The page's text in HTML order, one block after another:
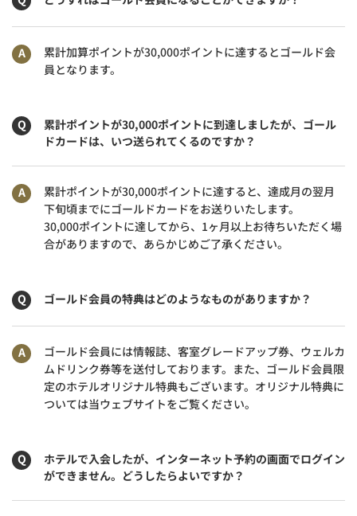
累計加算ポイントが30,000ポイントに達するとゴールド会
員となります。
累計ポイントが30,000ポイントに到達しましたが、ゴール
ドカードは、いつ送られてくるのですか？
累計ポイントが30,000ポイントに達すると、達成月の翌月
下旬頃までにゴールドカードをお送りいたします。
30,000ポイントに達してから、1ヶ月以上お待ちいただく場
合がありますので、あらかじめご了承ください。
ゴールド会員の特典はどのようなものがありますか？
ゴールド会員には情報誌、客室グレードアップ券、ウェルカ
ムドリンク券等を送付しております。また、ゴールド会員限
定のホテルオリジナル特典もございます。オリジナル特典に
ついては当ウェブサイトをご覧ください。
ホテルで入会したが、インターネット予約の画面でログイン
ができません。どうしたらよいですか？